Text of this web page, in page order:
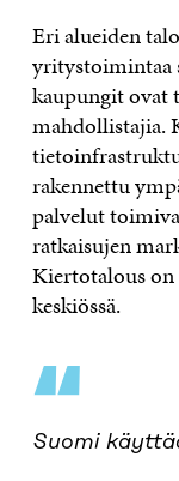
Eri alueiden
yritystoimintaa
kaupungit ovat
mahdollistajia.
rakennettu
palvelut
ratkaisujen
Kiertotalous
keskiössä.
“
Suomi